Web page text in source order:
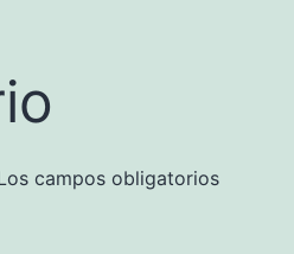
campos obligatorios